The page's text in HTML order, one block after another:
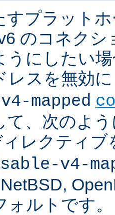
すプラット
のコネク
うにしたい
レスを無効
mapped
て、次のよ
ィレクティブ
v4-
ルトです。